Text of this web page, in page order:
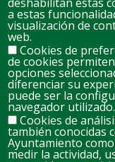
16 17
23 24
a estas
visualización de
web.
Cookies de
de cookies
opciones
diferenciar su
puede ser la
navegador utilizado.
Cookies de
también conocidas
Ayuntamiento
medir la actividad,